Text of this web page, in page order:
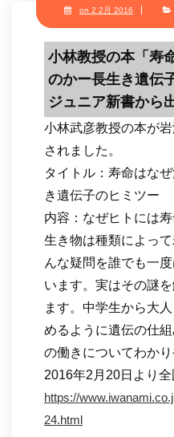
on 2 2月 2016
小林教授の本「寿
のかー長生き遺伝
ジュニア新書から
小林武彦教授の本が
されました。
タイトル：寿命はな
き遺伝子のヒミツー
内容：なぜヒトには
生き物は種類によっ
んな疑問を誰でも一
います。実はその謎
ます。中学生から大
めるように遺伝の仕
の働きについてわか
2016年2月20日より全
https://
24.html